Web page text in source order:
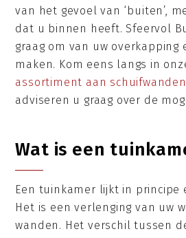
van het gevoel van ‘buiten’,
dat u binnen heeft. Sfeervol
graag om van uw overkapping
maken. Kom eens langs in
assortiment aan
adviseren u graag over de
Wat is een
Een tuinkamer lijkt in principe
Het is een verlenging van uw
wanden. Het verschil tussen